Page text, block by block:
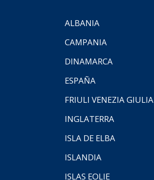
ALBANIA
CAMPANIA
DINAMARCA
ESPAÑA
FRIULI VENEZIA GIULIA
INGLATERRA
ISLA DE ELBA
ISLANDIA
ISLAS EOLIE